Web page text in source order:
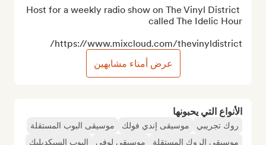
الأنواع التي يحبونها
روك تجريبي موسيقى إندي فولك
موسيقى البوب المستقلة
موسيقى الروك المستقلة
موسيقى لوفي
البوب السيكديليك
Host for a weekly radio show on The Vinyl District
https://www.mixcloud.com/thevinyldistrict/
عرض أمناء مشابهين